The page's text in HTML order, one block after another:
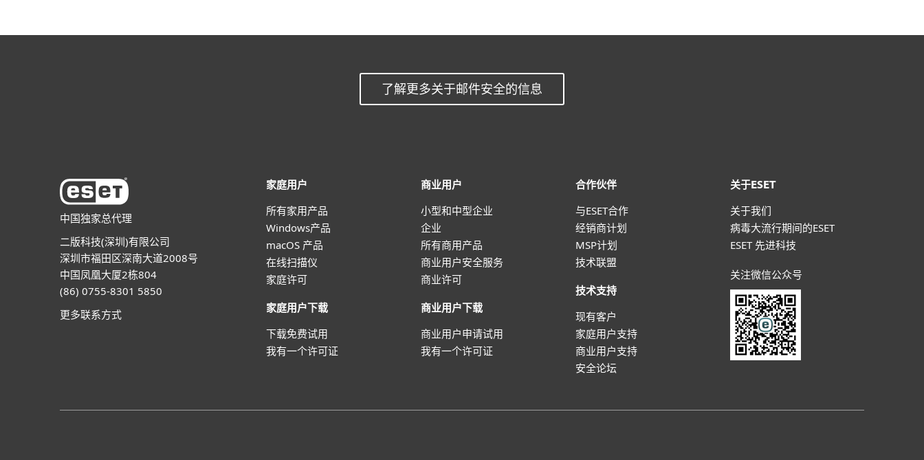
了解更多关于邮件安全的信息
中国独家总代理
二版科技(深圳)有限公司
深圳市福田区深南大道2008号
中国凤凰大厦2栋804
(86) 0755-8301 5850
更多联系方式
家庭用户
所有家用产品
Windows产品
macOS 产品
在线扫描仪
家庭许可
家庭用户下载
下载免费试用
我有一个许可证
商业用户
小型和中型企业
企业
所有商用产品
商业用户安全服务
商业许可
商业用户下载
商业用户申请试用
我有一个许可证
合作伙伴
与ESET合作
经销商计划
MSP计划
技术联盟
技术支持
现有客户
家庭用户支持
商业用户支持
安全论坛
关于ESET
关于我们
病毒大流行期间的ESET
ESET 先进科技
关注微信公众号